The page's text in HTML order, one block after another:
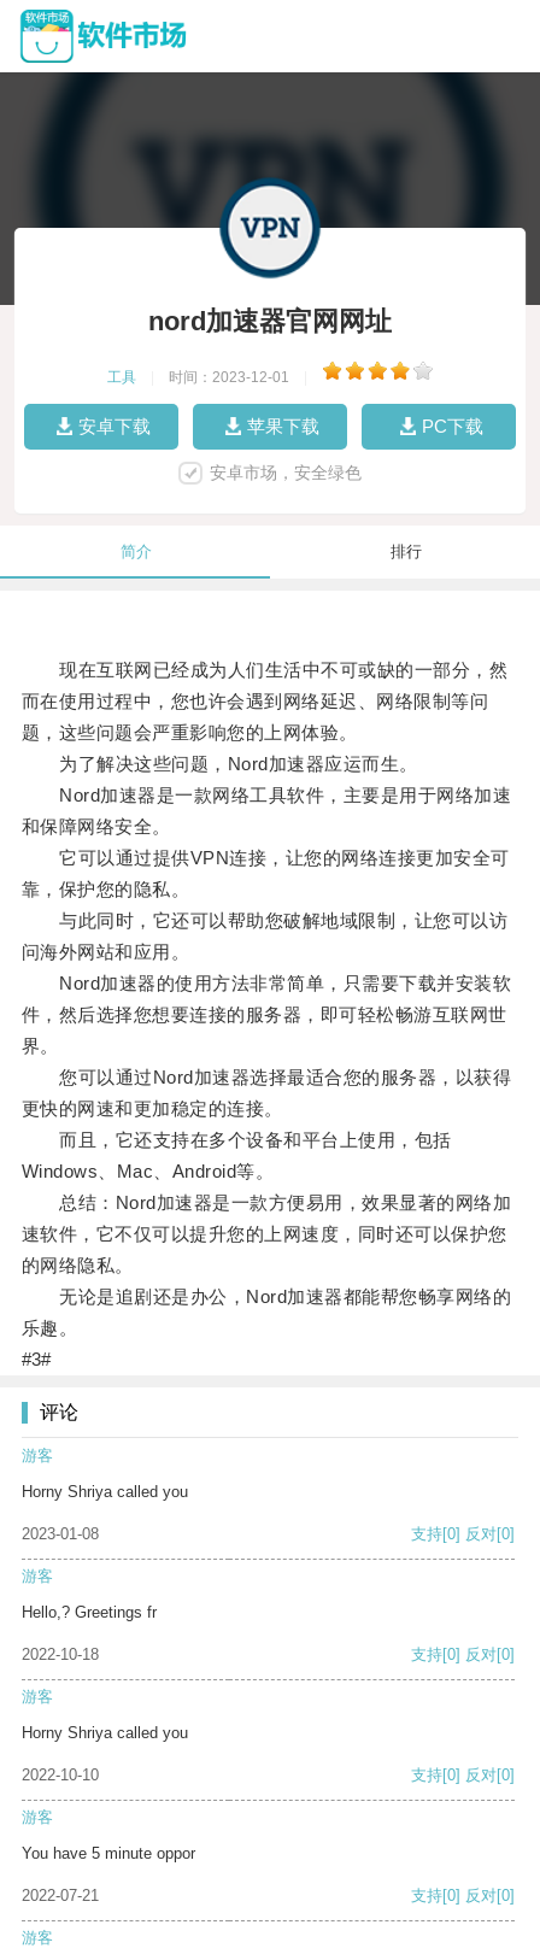
nord加速器官网网址
工具 时间：2023-12-01
安卓下载 苹果下载 PC下载
安卓市场，安全绿色
简介 排行
现在互联网已经成为人们生活中不可或缺的一部分，然
而在使用过程中，您也许会遇到网络延迟、网络限制等问
题，这些问题会严重影响您的上网体验。
为了解决这些问题，Nord加速器应运而生。
Nord加速器是一款网络工具软件，主要是用于网络加速
和保障网络安全。
它可以通过提供VPN连接，让您的网络连接更加安全可
靠，保护您的隐私。
与此同时，它还可以帮助您破解地域限制，让您可以访
问海外网站和应用。
Nord加速器的使用方法非常简单，只需要下载并安装软
件，然后选择您想要连接的服务器，即可轻松畅游互联网世
界。
您可以通过Nord加速器选择最适合您的服务器，以获得
更快的网速和更加稳定的连接。
而且，它还支持在多个设备和平台上使用，包括
Windows、Mac、Android等。
总结：Nord加速器是一款方便易用，效果显著的网络加
速软件，它不仅可以提升您的上网速度，同时还可以保护您
的网络隐私。
无论是追剧还是办公，Nord加速器都能帮您畅享网络的
乐趣。
#3#
评论
游客
Horny Shriya called you
2023-01-08 支持[0] 反对[0]
游客
Hello,? Greetings fr
2022-10-18 支持[0] 反对[0]
游客
Horny Shriya called you
2022-10-10 支持[0] 反对[0]
游客
You have 5 minute oppor
2022-07-21 支持[0] 反对[0]
游客